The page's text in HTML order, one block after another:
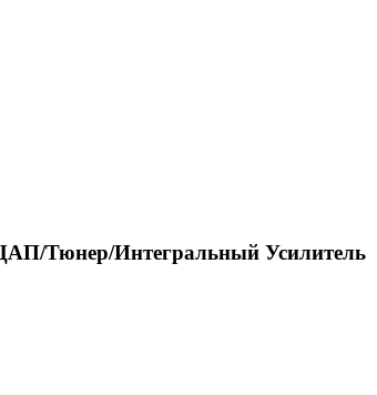
Тюнер/Интегральный Усилитель